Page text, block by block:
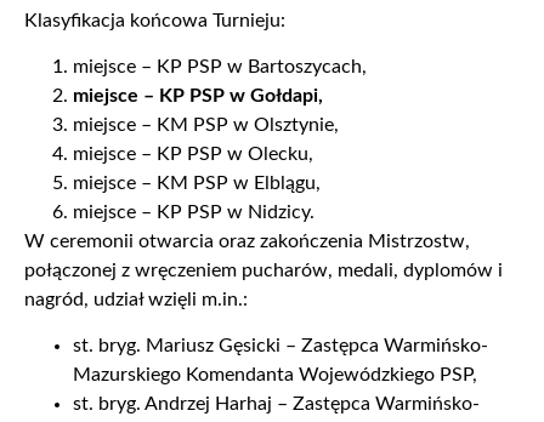
Klasyfikacja końcowa Turnieju:
miejsce – KP PSP w Bartoszycach,
miejsce – KP PSP w Gołdapi,
miejsce – KM PSP w Olsztynie,
miejsce – KP PSP w Olecku,
miejsce – KM PSP w Elblągu,
miejsce – KP PSP w Nidzicy.
W ceremonii otwarcia oraz zakończenia Mistrzostw,
połączonej z wręczeniem pucharów, medali, dyplomów i
nagród, udział wzięli m.in.:
st. bryg. Mariusz Gęsicki – Zastępca Warmińsko-
Mazurskiego Komendanta Wojewódzkiego PSP,
st. bryg. Andrzej Harhaj – Zastępca Warmińsko-